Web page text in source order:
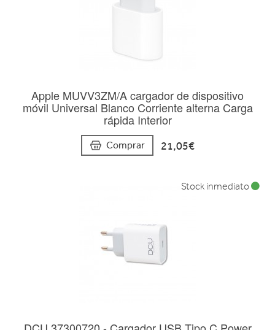
Apple MUVV3ZM/A cargador de dispositivo
móvil Universal Blanco Corriente alterna Carga
rápida Interior
Comprar 21,05€
Stock inmediato